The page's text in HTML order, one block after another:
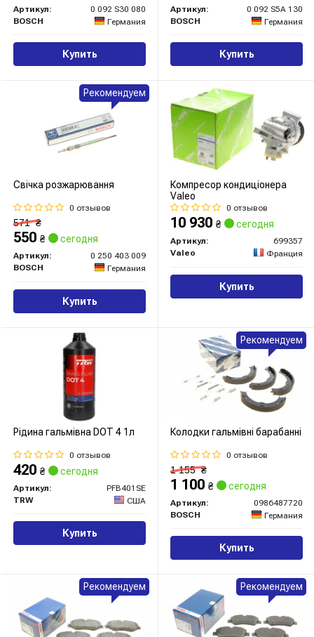
Артикул:
0 092 S30 080
BOSCH
Германия
Купить
Артикул:
0 092 S5A 130
BOSCH
Германия
Купить
Свічка розжарювання
0 отзывов
571₴
550 ₴ сегодня
Артикул:
0 250 403 009
BOSCH
Германия
Купить
Рекомендуем
Компресор кондиціонера
Valeo
0 отзывов
10 930 ₴ сегодня
Артикул:
699357
Valeo
Франция
Купить
Рідина гальмівна DOT 4 1л
0 отзывов
420 ₴ сегодня
Артикул:
PFB401SE
TRW
США
Купить
Колодки гальмівні барабанні
0 отзывов
1 155₴
1 100 ₴ сегодня
Артикул:
0986487720
BOSCH
Германия
Купить
Рекомендуем
Рекомендуем Рекомендуем